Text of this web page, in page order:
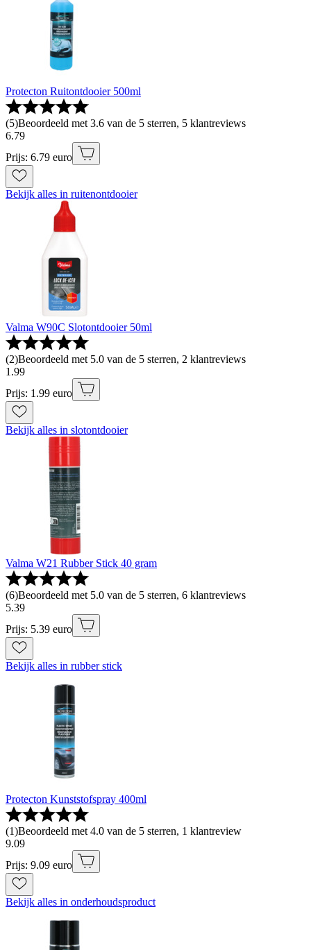
Protecton Ruitontdooier 500ml
(5)Beoordeeld met 3.6 van de 5 sterren, 5 klantreviews
6.79
Prijs: 6.79 euro
Bekijk alles in ruitenontdooier
Valma W90C Slotontdooier 50ml
(2)Beoordeeld met 5.0 van de 5 sterren, 2 klantreviews
1 .99
Prijs: 1.99 euro
Bekijk alles in slotontdooier
Valma W21 Rubber Stick 40 gram
(6)Beoordeeld met 5.0 van de 5 sterren, 6 klantreviews
5.39
Prijs: 5.39 euro
Bekijk alles in rubber stick
Protecton Kunststofspray 400ml
(1)Beoordeeld met 4.0 van de 5 sterren, 1 klantreview
9.09
Prijs: 9.09 euro
Bekijk alles in onderhoudsproduct